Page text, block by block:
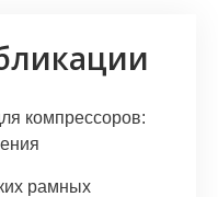
компрессоров:
рамных